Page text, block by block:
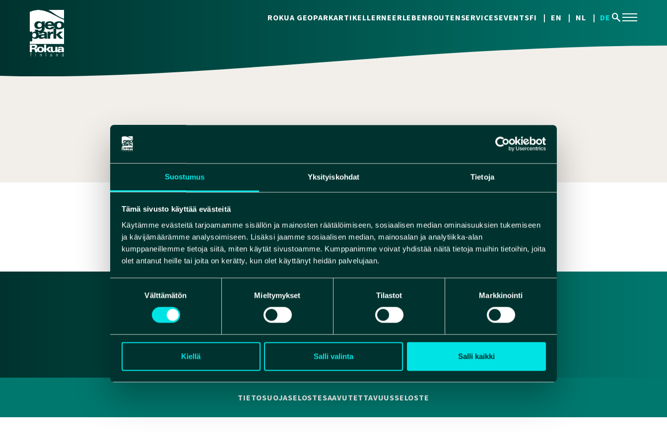
Suostumus Yksityiskohdat Tietoja
Tämä sivusto käyttää evästeitä
Käytämme evästeitä tarjoamamme sisällön ja mainosten räätälöimiseen, sosiaalisen median ominaisuuksien tukemiseen
ja kävijämäärämme analysoimiseen. Lisäksi jaamme sosiaalisen median, mainosalan ja analytiikka-alan
kumppaneillemme tietoja siitä, miten käytät sivustoamme. Kumppanimme voivat yhdistää näitä tietoja muihin tietoihin, joita
olet antanut heille tai joita on kerätty, kun olet käyttänyt heidän palvelujaan.
Välttämätön Mieltymykset Tilastot Markkinointi
Kiellä Salli valinta Salli kaikki
ROKUA GEOPARKARTIKELLERNEERLEBENROUTENSERVICESEVENTSFI EN NL DE search
VERKKOSIVUT VERKKOKAUPPA
TIETOSUOJASELOSTESAAVUTETTAVUUSSELOSTE